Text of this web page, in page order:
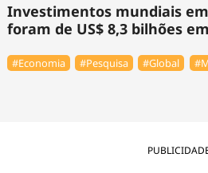
Investimentos mundiais
foram de US$ 8,3 bilhões
#Economia #Pesquisa #Global